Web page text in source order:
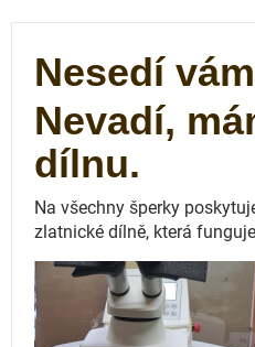
Nesedí
Nevadí,
dílnu.
Na všechny šperky
zlatnické dílně, která funguje